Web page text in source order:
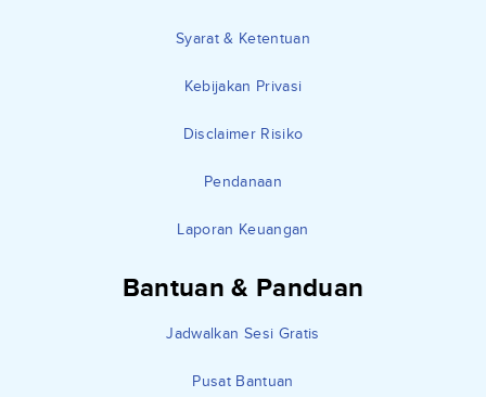
Syarat & Ketentuan
Kebijakan Privasi
Disclaimer Risiko
Pendanaan
Laporan Keuangan
Bantuan & Panduan
Jadwalkan Sesi Gratis
Pusat Bantuan